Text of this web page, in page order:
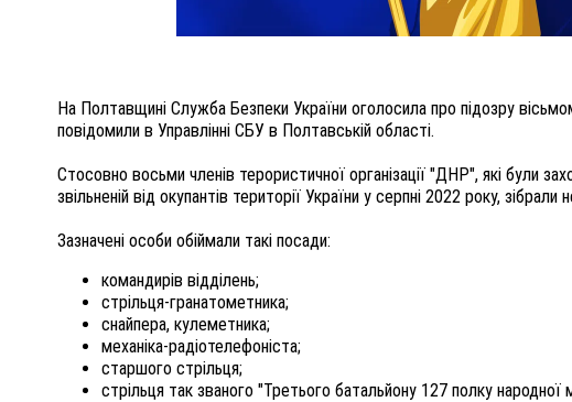
На Полтавщині Служба Безпеки України оголосила про підозру
повідомили в Управлінні СБУ в Полтавській області.
Стосовно восьми членів терористичної організації "ДНР", які були
звільненій від окупантів території України у серпні 2022 року, зібрали
Зазначені особи обіймали такі посади:
командирів відділень;
стрільця-гранатометника;
снайпера, кулеметника;
механіка-радіотелефоніста;
старшого стрільця;
стрільця так званого "Третього батальйону 127 полку народної